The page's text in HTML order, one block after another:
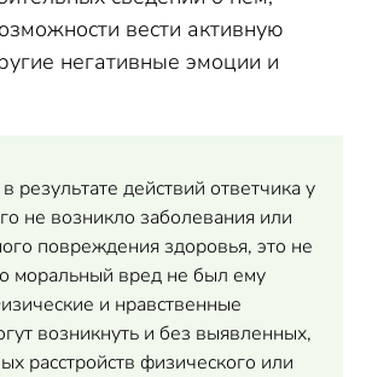
вести активную
негативные эмоции и
результате действий ответчика у
не возникло заболевания или
повреждения здоровья, это не
моральный вред не был ему
и нравственные
возникнуть и без выявленных,
расстройств физического или